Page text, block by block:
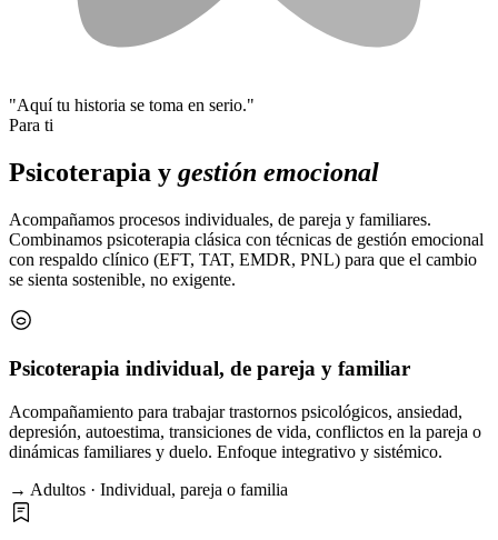
"Aquí tu historia se toma en serio."
Para ti
Psicoterapia y gestión emocional
Acompañamos procesos individuales, de pareja y familiares.
Combinamos psicoterapia clásica con técnicas de gestión emocional
con respaldo clínico (EFT, TAT, EMDR, PNL) para que el cambio
se sienta sostenible, no exigente.
Psicoterapia individual, de pareja y familiar
Acompañamiento para trabajar trastornos psicológicos, ansiedad,
depresión, autoestima, transiciones de vida, conflictos en la pareja o
dinámicas familiares y duelo. Enfoque integrativo y sistémico.
→ Adultos · Individual, pareja o familia